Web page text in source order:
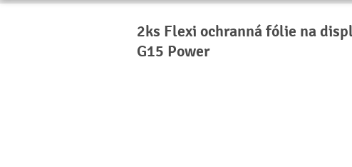
2ks Flexi ochranná fólie na
G15 Power